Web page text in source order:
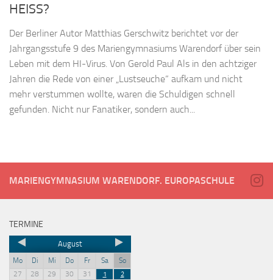
HEISS?
Der Berliner Autor Matthias Gerschwitz berichtet vor der
Jahrgangsstufe 9 des Mariengymnasiums Warendorf über sein
Leben mit dem HI-Virus. Von Gerold Paul Als in den achtziger
Jahren die Rede von einer „Lustseuche“ aufkam und nicht
mehr verstummen wollte, waren die Schuldigen schnell
gefunden. Nicht nur Fanatiker, sondern auch...
MARIENGYMNASIUM WARENDORF. EUROPASCHULE
TERMINE
August
Mo Di Mi Do Fr Sa
So
27
28 29 30 31 1
2